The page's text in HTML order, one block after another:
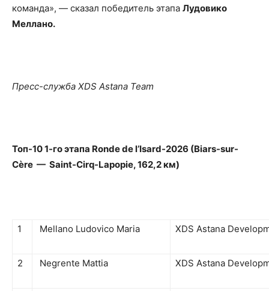
команда», — сказал победитель этапа Лудовико
Меллано.
Пресс-служба XDS Astana Team
Топ-10 1-го этапа Ronde de l’Isard-2026 (Biars-sur-
Cère — Saint-Cirq-Lapopie, 162,2 км)
1 Mellano Ludovico Maria XDS Astana
2 Negrente Mattia XDS Astana